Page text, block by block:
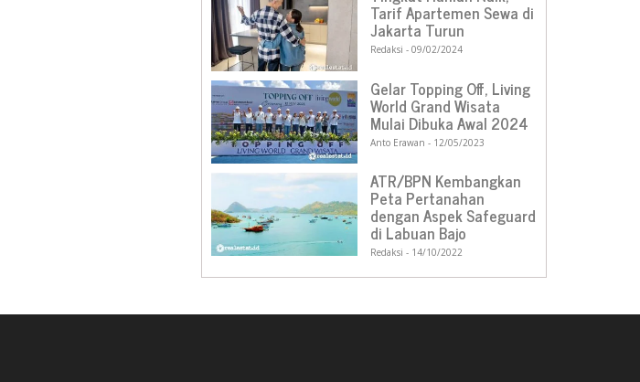
Tarif Apartemen Sewa di
Jakarta Turun
Redaksi 09/02/2024
Gelar Topping Off, Living
World Grand Wisata
Mulai Dibuka Awal 2024
Anto Erawan 12/05/2023
ATR/BPN Kembangkan
Peta Pertanahan
dengan Aspek Safeguard
di Labuan Bajo
Redaksi 14/10/2022